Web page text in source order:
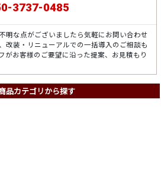
3737-0485
明な点がございましたら気軽にお問い合わせ
改装・リニューアルでの一括導入のご相談も
がお客様のご要望に沿った提案、お見積もり
品カテゴリから探す